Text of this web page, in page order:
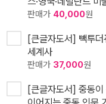
판매가 40,000원
[큰글자도서] 빽투
세계사
판매가 37,000원
[큰글자도서] 중동